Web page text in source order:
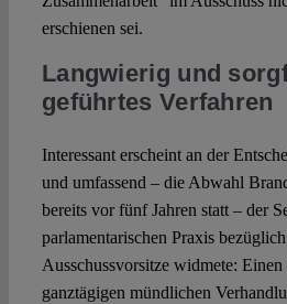
erschienen sei.
Langwierig und
geführtes Verfahren
Interessant erscheint an der
und umfassend – die Abwahl
bereits vor fünf Jahren statt – der
parlamentarischen Praxis
Ausschussvorsitze widmete:
ganztägigen mündlichen